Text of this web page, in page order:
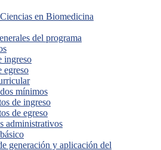
en Biomedicina
del programa
ingreso
egreso
mínimos
de ingreso
de egreso
administrativos
generación y aplicación del